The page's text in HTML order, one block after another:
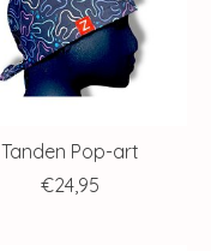
Tanden Pop-art
€24,95